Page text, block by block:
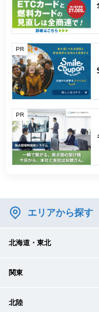
PR
PR
エリアから探す
北海道・東北
関東
北陸